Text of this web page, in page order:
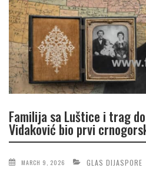
Familija sa Luštice i trag
Vidaković bio prvi
MARCH 9, 2026 GLAS DIJASPORE